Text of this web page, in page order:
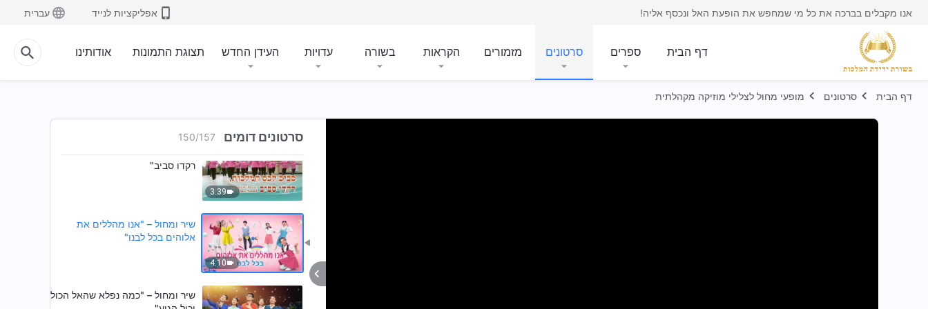
אנו מקבלים בברכה את כל מי שמחפש את הופעת האל ונכסף אליה! אפליקציות לנייד עברית
דף הבית ספרים סרטונים מזמורים הקראות בשורה עדויות העידן החדש תצוגת התמונות אודותינו
דף הבית סרטונים מופעי מחול לצלילי מוזיקה מקהלתית
סרטונים דומים 150/157
4:02
שיר ומחול – "הללו את השלמת
עבודתו האדירה של אלוהים"
2:54
3:39
שיר ומחול – "סביב לכס המלכות,
רקדו סביב"
4:10
שיר ומחול – "אנו מהללים את
אלוהים בכל לבנו"
שיר ומחול – "כמה נפלא שהאל הכול